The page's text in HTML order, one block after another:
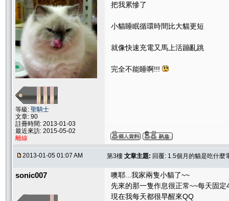
等級: 聖騎士
文章: 90
註冊時間: 2013-01-03
最近來訪: 2015-05-02
離線
把我累慘了
小貓睡眠循環時間比大貓更短
就像快速充電又馬上活蹦亂跳
完全不能睡啊!!!
2013-01-05 01:07 AM 第3樓 文章主題: 回覆: 1.5個月的貓是吃什麼
sonic007
噢耶...我家兩隻小貓了~~
先來的那一隻作息很正常~~每天固定
現在我每天都很早醒來QQ